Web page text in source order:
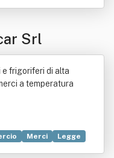
Srl
e frigoriferi di alta
a temperatura
Merci
Legge